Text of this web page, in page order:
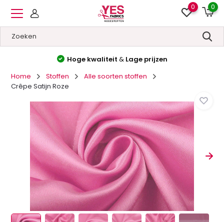
0 0
Hoge kwaliteit & Lage prijzen
Home
Stoffen
Alle soorten stoffen
Crêpe Satijn Roze